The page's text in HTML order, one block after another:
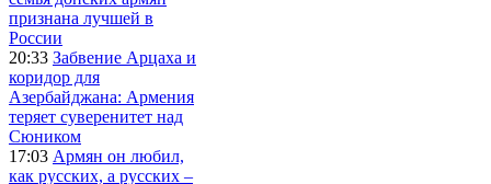
признана лучшей в
России
20:33 Забвение Арцаха и
коридор для
Азербайджана: Армения
теряет суверенитет над
Сюником
17:03 Армян он любил,
как русских, а русских –